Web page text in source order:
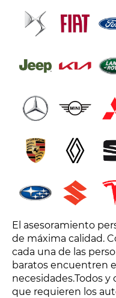
El asesoramiento
de máxima calidad.
cada una de las
baratos encuentren
necesidades.Todos y
que requieren los